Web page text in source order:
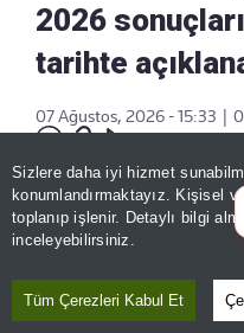
Sizlere daha iyi hizmet
konumlandırmaktayız. Kişisel
toplanıp işlenir. Detaylı bilgi
inceleyebilirsiniz.
Tüm Çerezleri Kabul Et
2026
tarihte
07 Ağustos, 2026 - 15:33